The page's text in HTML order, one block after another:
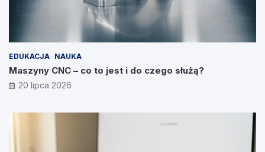
EDUKACJA NAUKA
Maszyny CNC – co to jest i do czego służą?
20 lipca 2026